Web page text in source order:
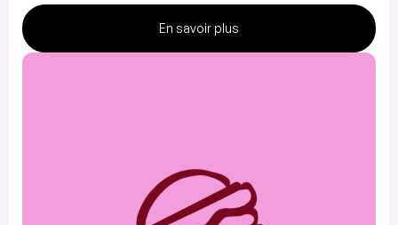
En savoir plus